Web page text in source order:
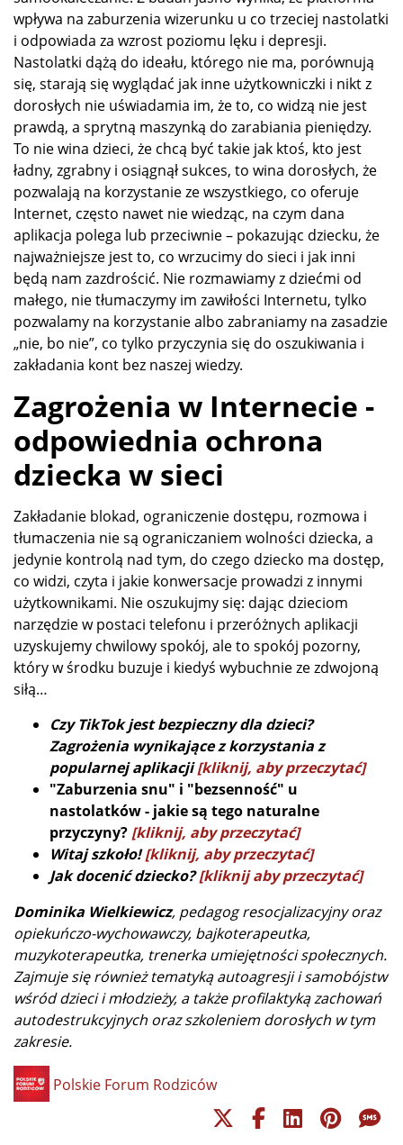
wpływa na zaburzenia wizerunku u co trzeciej nastolatki
i odpowiada za wzrost poziomu lęku i depresji.
Nastolatki dążą do ideału, którego nie ma, porównują
się, starają się wyglądać jak inne użytkowniczki i nikt z
dorosłych nie uświadamia im, że to, co widzą nie jest
prawdą, a sprytną maszynką do zarabiania pieniędzy.
To nie wina dzieci, że chcą być takie jak ktoś, kto jest
ładny, zgrabny i osiągnął sukces, to wina dorosłych, że
pozwalają na korzystanie ze wszystkiego, co oferuje
Internet, często nawet nie wiedząc, na czym dana
aplikacja polega lub przeciwnie – pokazując dziecku, że
najważniejsze jest to, co wrzucimy do sieci i jak inni
będą nam zazdrościć. Nie rozmawiamy z dziećmi od
małego, nie tłumaczymy im zawiłości Internetu, tylko
pozwalamy na korzystanie albo zabraniamy na zasadzie
„nie, bo nie”, co tylko przyczynia się do oszukiwania i
zakładania kont bez naszej wiedzy.
Zagrożenia w Internecie -
odpowiednia ochrona
dziecka w sieci
Zakładanie blokad, ograniczenie dostępu, rozmowa i
tłumaczenia nie są ograniczaniem wolności dziecka, a
jedynie kontrolą nad tym, do czego dziecko ma dostęp,
co widzi, czyta i jakie konwersacje prowadzi z innymi
użytkownikami. Nie oszukujmy się: dając dzieciom
narzędzie w postaci telefonu i przeróżnych aplikacji
uzyskujemy chwilowy spokój, ale to spokój pozorny,
który w środku buzuje i kiedyś wybuchnie ze zdwojoną
siłą…
Czy TikTok jest bezpieczny dla dzieci?
Zagrożenia wynikające z korzystania z
popularnej aplikacji[kliknij, aby przeczytać]
"Zaburzenia snu" i "bezsenność" u
nastolatków - jakie są tego naturalne
przyczyny? [kliknij, aby przeczytać]
Witaj szkoło! [kliknij, aby przeczytać]
Jak docenić dziecko?[kliknij aby przeczytać]
Dominika Wielkiewicz, pedagog resocjalizacyjny oraz
opiekuńczo-wychowawczy, bajkoterapeutka,
muzykoterapeutka, trenerka umiejętności społecznych.
Zajmuje się również tematyką autoagresji i samobójstw
wśród dzieci i młodzieży, a także profilaktyką zachowań
autodestrukcyjnych oraz szkoleniem dorosłych w tym
zakresie.
Polskie Forum Rodziców